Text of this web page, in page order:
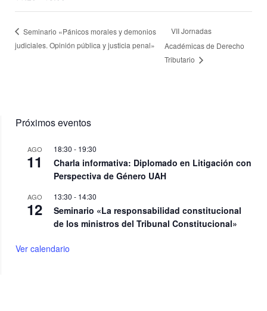
Seminario «Pánicos morales y demonios
judiciales. Opinión pública y justicia penal»
VII Jornadas
Académicas de Derecho
Tributario
Próximos eventos
AGO
11
18:30 - 19:30
Charla informativa: Diplomado en Litigación con
Perspectiva de Género UAH
AGO
12
13:30 - 14:30
Seminario «La responsabilidad constitucional
de los ministros del Tribunal Constitucional»
Ver calendario